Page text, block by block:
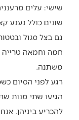
שישי: עלים
שונים כולל נענע
גם בצל סגול
חמה וחמאה טרייה
משתנה.
רגע לפני הסיום
הגיעו שתי מנות
להכריע ביניהן.